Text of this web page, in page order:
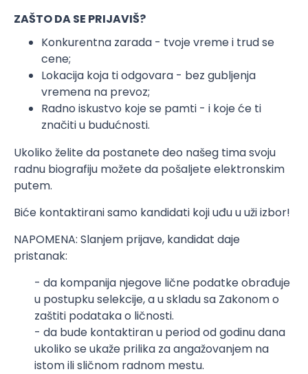
ZAŠTO DA SE PRIJAVIŠ?
Konkurentna zarada - tvoje vreme i trud se
cene;
Lokacija koja ti odgovara - bez gubljenja
vremena na prevoz;
Radno iskustvo koje se pamti - i koje će ti
značiti u budućnosti.
Ukoliko želite da postanete deo našeg tima svoju
radnu biografiju možete da pošaljete elektronskim
putem.
Biće kontaktirani samo kandidati koji uđu u uži izbor!
NAPOMENA: Slanjem prijave, kandidat daje
pristanak:
- da kompanija njegove lične podatke obrađuje
u postupku selekcije, a u skladu sa Zakonom o
zaštiti podataka o ličnosti.
- da bude kontaktiran u period od godinu dana
ukoliko se ukaže prilika za angažovanjem na
istom ili sličnom radnom mestu.